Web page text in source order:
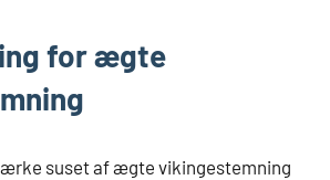
for ægte
suset af ægte vikingestemning